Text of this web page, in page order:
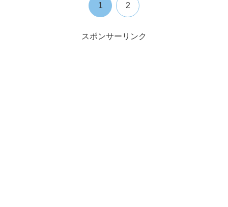
1 2
スポンサーリンク